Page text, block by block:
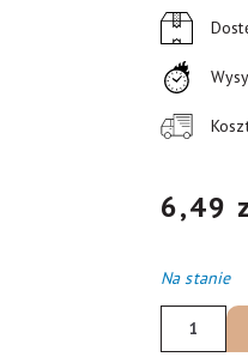
6,49
Na stanie
ilość
Cleanic